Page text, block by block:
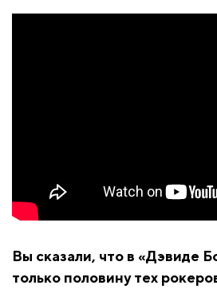
Вы сказали, что в «Дэвиде
только половину тех